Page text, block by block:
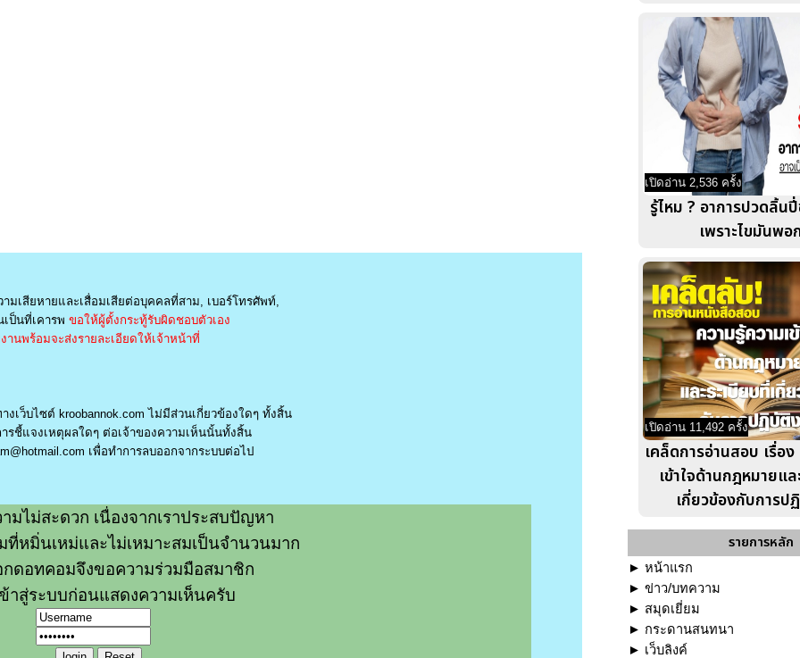
เสียหายและเสื่อมเสียต่อบุคคลที่สาม, เบอร์โทรศัพท์,
ป็นที่เคารพ ขอให้ผู้ตั้งกระทู้รับผิดชอบตัวเอง
นพร้อมจะส่งรายละเอียดให้เจ้าหน้าที่
เว็บไซต์ kroobannok.com ไม่มีส่วนเกี่ยวข้องใดๆ ทั้งสิ้น
ชี้แจงเหตุผลใดๆ ต่อเจ้าของความเห็นนั้นทั้งสิ้น
เพื่อทำการลบออกจากระบบต่อไป
มไม่สะดวก เนื่องจากเราประสบปัญหา
หมิ่นเหม่และไม่เหมาะสมเป็นจำนวนมาก
ดอทคอมจึงขอความร่วมมือสมาชิก
าสู่ระบบก่อนแสดงความเห็นครับ
เปิดอ่าน 2,536 ครั้ง
รู้ไหม ? อาการปวดลิ้น
เพราะไขมันพ
เปิดอ่าน 11,492 ครั้ง
เคล็ดการอ่านสอบ เรื่อ
เข้าใจด้านกฎหมายแ
เกี่ยวข้องกับการป
รายการหลัก
► หน้าแรก
► ข่าว/บทความ
► สมุดเยี่ยม
► กระดานสนทนา
► เว็บลิงค์